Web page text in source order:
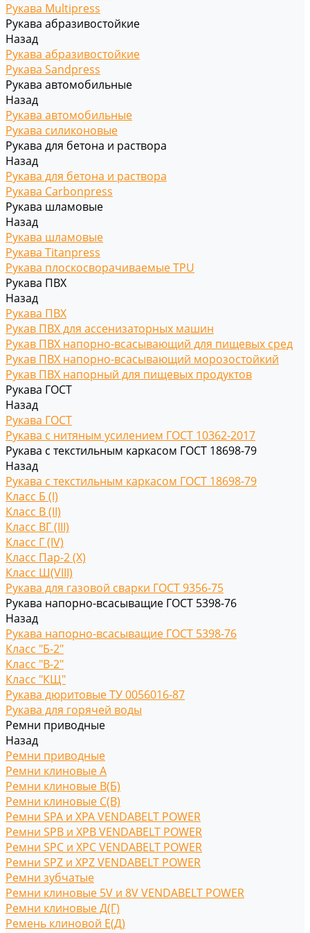
Рукава Multipress
Рукава абразивостойкие
Назад
Рукава абразивостойкие
Рукава Sandpress
Рукава автомобильные
Назад
Рукава автомобильные
Рукава силиконовые
Рукава для бетона и раствора
Назад
Рукава для бетона и раствора
Рукава Carbonpress
Рукава шламовые
Назад
Рукава шламовые
Рукава Titanpress
Рукава плоскосворачиваемые TPU
Рукава ПВХ
Назад
Рукава ПВХ
Рукав ПВХ для ассенизаторных машин
Рукав ПВХ напорно-всасывающий для пищевых сред
Рукав ПВХ напорно-всасывающий морозостойкий
Рукав ПВХ напорный для пищевых продуктов
Рукава ГОСТ
Назад
Рукава ГОСТ
Рукава с нитяным усилением ГОСТ 10362-2017
Рукава с текстильным каркасом ГОСТ 18698-79
Назад
Рукава с текстильным каркасом ГОСТ 18698-79
Класс Б (I)
Класс В (II)
Класс ВГ (III)
Класс Г (IV)
Класс Пар-2 (X)
Класс Ш(VIII)
Рукава для газовой сварки ГОСТ 9356-75
Рукава напорно-всасыващие ГОСТ 5398-76
Назад
Рукава напорно-всасыващие ГОСТ 5398-76
Класс "Б-2"
Класс "В-2"
Класс "КЩ"
Рукава дюритовые ТУ 0056016-87
Рукава для горячей воды
Ремни приводные
Назад
Ремни приводные
Ремни клиновые A
Ремни клиновые В(Б)
Ремни клиновые С(B)
Ремни SPA и XPA VENDABELT POWER
Ремни SPB и XPB VENDABELT POWER
Ремни SPC и XPC VENDABELT POWER
Ремни SPZ и XPZ VENDABELT POWER
Ремни зубчатые
Ремни клиновые 5V и 8V VENDABELT POWER
Ремни клиновые Д(Г)
Ремень клиновой Е(Д)